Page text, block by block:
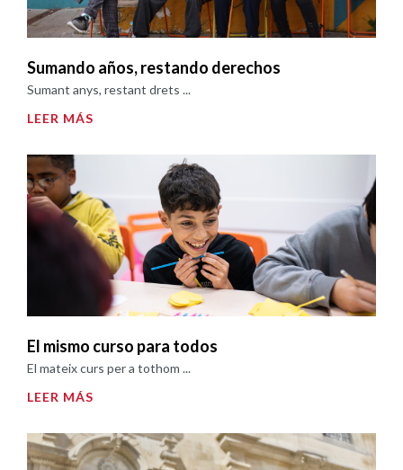
Sumando años, restando derechos
Sumant anys, restant drets ...
LEER MÁS
El mismo curso para todos
El mateix curs per a tothom ...
LEER MÁS